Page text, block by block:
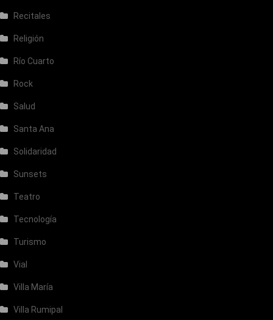
Recitales
Religión
Río Cuarto
Rock
Salud
Santa Ana
Solidaridad
Sunsets
Teatro
Tecnología
Turismo
Vial
Villa María
Villa Rumipal